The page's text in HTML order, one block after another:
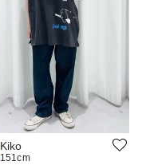
Kiko
151cm